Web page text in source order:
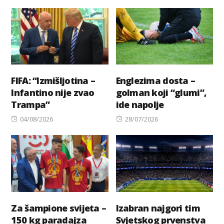
FIFA: “Izmišljotina –
Infantino nije zvao
Trampa”
Posted
04/08/2026
Englezima dosta –
golman koji “glumi”,
ide napolje
Posted
28/07/2026
Za šampione svijeta –
150 kg paradajza
Izabran najgori tim
Svjetskog prvenstva